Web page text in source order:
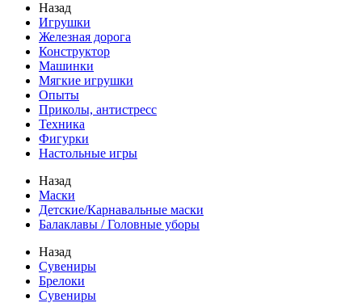
Назад
Игрушки
Железная дорога
Конструктор
Машинки
Мягкие игрушки
Опыты
Приколы, антистресс
Техника
Фигурки
Настольные игры
Назад
Маски
Детские/Карнавальные маски
Балаклавы / Головные уборы
Назад
Сувениры
Брелоки
Сувениры